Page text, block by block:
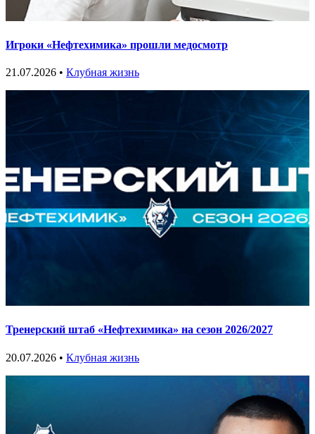
Игроки «Нефтехимика» прошли медосмотр
21.07.2026 • Клубная жизнь
Тренерский штаб «Нефтехимика» на сезон 2026/2027
20.07.2026 • Клубная жизнь